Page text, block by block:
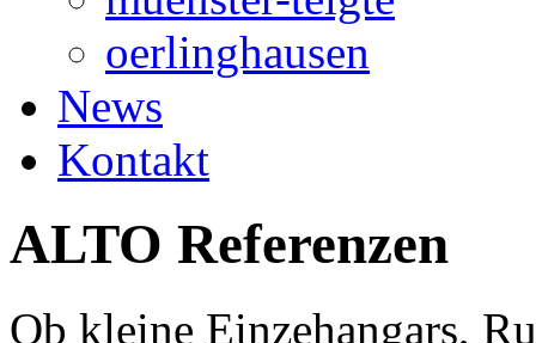
oerlinghausen
News
Kontakt
ALTO Referenzen
Ob kleine Einzehangars,